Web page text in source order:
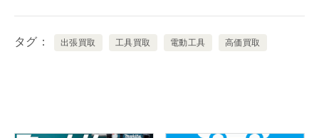
タグ 出張買取 工具買取 電動工具 高価買取